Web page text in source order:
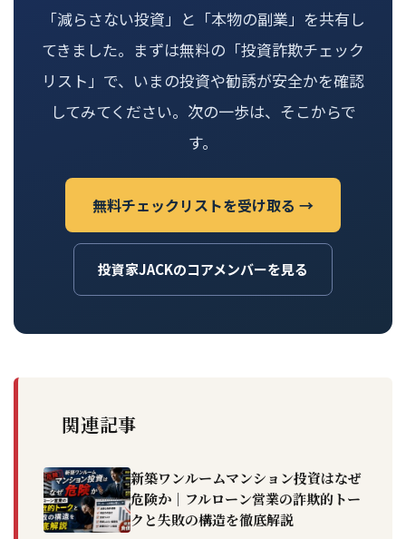
「減らさない投資」と「本物の副業」を共有し
てきました。まずは無料の「投資詐欺チェック
リスト」で、いまの投資や勧誘が安全かを確認
してみてください。次の一歩は、そこからで
す。
無料チェックリストを受け取る →
投資家JACKのコアメンバーを見る
関連記事
新築ワンルームマンション投資はなぜ
危険か｜フルローン営業の詐欺的トー
クと失敗の構造を徹底解説